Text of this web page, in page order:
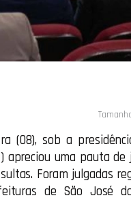
(08), sob a
apreciou uma pauta
Foram julgadas
de São José